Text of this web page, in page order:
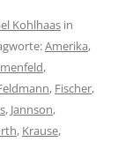
Kohlhaas in
Amerika,
,
, Fischer,
, Jannson,
, Krause,